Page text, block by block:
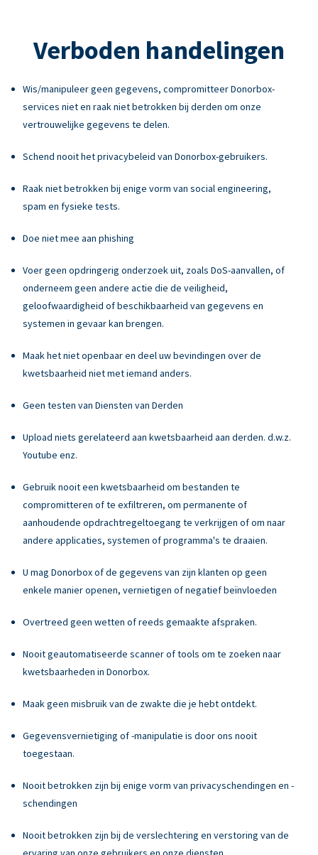
Verboden handelingen
Wis/manipuleer geen gegevens, compromitteer Donorbox-
services niet en raak niet betrokken bij derden om onze
vertrouwelijke gegevens te delen.
Schend nooit het privacybeleid van Donorbox-gebruikers.
Raak niet betrokken bij enige vorm van social engineering,
spam en fysieke tests.
Doe niet mee aan phishing
Voer geen opdringerig onderzoek uit, zoals DoS-aanvallen, of
onderneem geen andere actie die de veiligheid,
geloofwaardigheid of beschikbaarheid van gegevens en
systemen in gevaar kan brengen.
Maak het niet openbaar en deel uw bevindingen over de
kwetsbaarheid niet met iemand anders.
Geen testen van Diensten van Derden
Upload niets gerelateerd aan kwetsbaarheid aan derden. d.w.z.
Youtube enz.
Gebruik nooit een kwetsbaarheid om bestanden te
compromitteren of te exfiltreren, om permanente of
aanhoudende opdrachtregeltoegang te verkrijgen of om naar
andere applicaties, systemen of programma's te draaien.
U mag Donorbox of de gegevens van zijn klanten op geen
enkele manier openen, vernietigen of negatief beïnvloeden
Overtreed geen wetten of reeds gemaakte afspraken.
Nooit geautomatiseerde scanner of tools om te zoeken naar
kwetsbaarheden in Donorbox.
Maak geen misbruik van de zwakte die je hebt ontdekt.
Gegevensvernietiging of -manipulatie is door ons nooit
toegestaan.
Nooit betrokken zijn bij enige vorm van privacyschendingen en -
schendingen
Nooit betrokken zijn bij de verslechtering en verstoring van de